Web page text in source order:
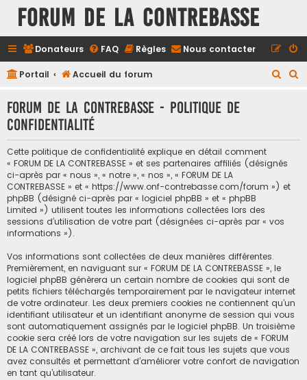
FORUM DE LA CONTREBASSE
Donateurs FAQ Règles Nous contacter
Portail Accueil du forum
r
FORUM DE LA CONTREBASSE - Politique de
confidentialité
Cette politique de confidentialité explique en détail comment
« FORUM DE LA CONTREBASSE » et ses partenaires affiliés (désignés
ci-après par « nous », « notre », « nos », « FORUM DE LA
CONTREBASSE » et « https://www.onf-contrebasse.com/forum ») et
phpBB (désigné ci-après par « logiciel phpBB » et « phpBB
Limited ») utilisent toutes les informations collectées lors des
sessions d’utilisation de votre part (désignées ci-après par « vos
informations »).
Vos informations sont collectées de deux manières différentes.
Premièrement, en naviguant sur « FORUM DE LA CONTREBASSE », le
logiciel phpBB génèrera un certain nombre de cookies qui sont de
petits fichiers téléchargés temporairement par le navigateur internet
de votre ordinateur. Les deux premiers cookies ne contiennent qu’un
identifiant utilisateur et un identifiant anonyme de session qui vous
sont automatiquement assignés par le logiciel phpBB. Un troisième
cookie sera créé lors de votre navigation sur les sujets de « FORUM
DE LA CONTREBASSE », archivant de ce fait tous les sujets que vous
avez consultés et permettant d’améliorer votre confort de navigation
en tant qu’utilisateur.